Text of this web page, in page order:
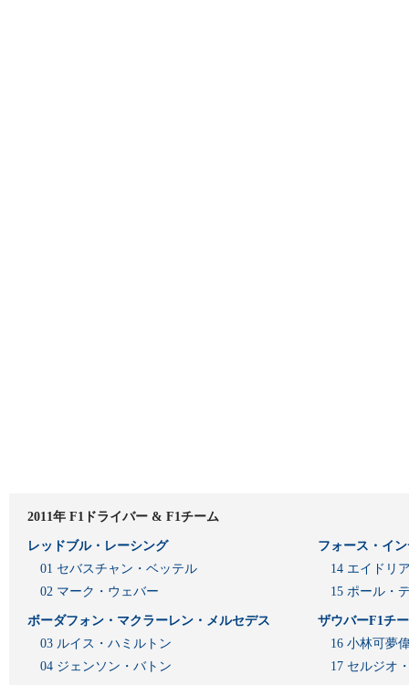
2011年 F1ドライバー & F1チーム
レッドブル・レーシング
01 セバスチャン・ベッテル
02 マーク・ウェバー
ボーダフォン・マクラーレン・メルセデス
03 ルイス・ハミルトン
04 ジェンソン・バトン
フォース・イ
14 エイドリ
15 ポール・
ザウバーF1チ
16 小林可夢
17 セルジオ